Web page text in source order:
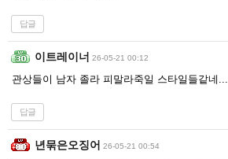
답글
이트레이너 26-05-21 00:12
관상들이 남자 졸라 피말라죽일 스타일들같네...
답글
년묶은오징어 26-05-21 00:54